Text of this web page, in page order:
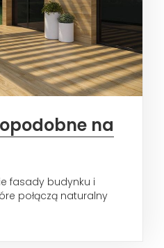
na
fasady budynku i
połączą naturalny